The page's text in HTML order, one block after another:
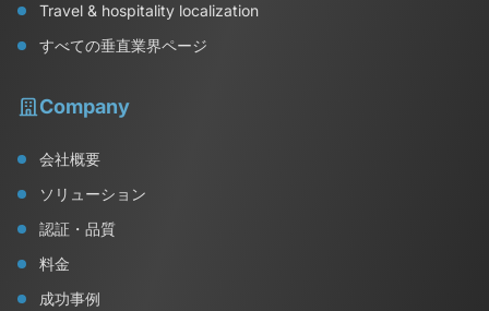
Travel & hospitality localization
すべての垂直業界ページ
Company
会社概要
ソリューション
認証・品質
料金
成功事例